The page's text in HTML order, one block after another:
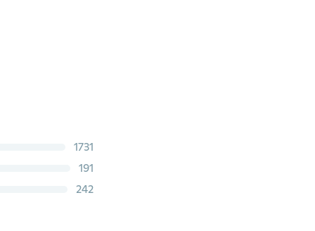
1731
191
242